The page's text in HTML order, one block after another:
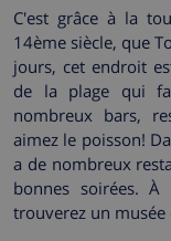
C'est grâce à la
14ème siècle, que
jours, cet endroit
de la plage qui
nombreux bars,
aimez le poisson!
a de nombreux
bonnes soirées. À
trouverez un musée